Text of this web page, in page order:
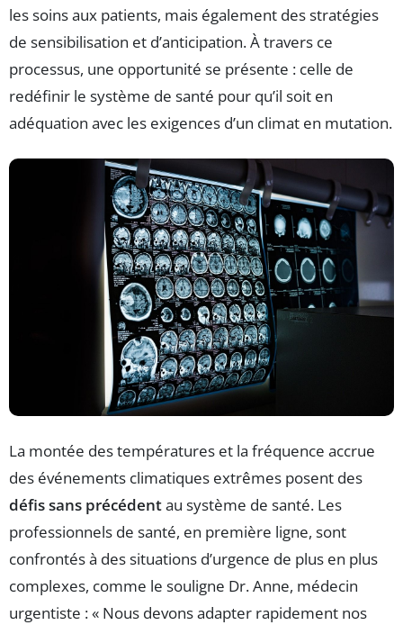
les soins aux patients, mais également des stratégies
de sensibilisation et d’anticipation. À travers ce
processus, une opportunité se présente : celle de
redéfinir le système de santé pour qu’il soit en
adéquation avec les exigences d’un climat en mutation.
La montée des températures et la fréquence accrue
des événements climatiques extrêmes posent des
défis sans précédentau système de santé. Les
professionnels de santé, en première ligne, sont
confrontés à des situations d’urgence de plus en plus
complexes, comme le souligne Dr. Anne, médecin
urgentiste : « Nous devons adapter rapidement nos